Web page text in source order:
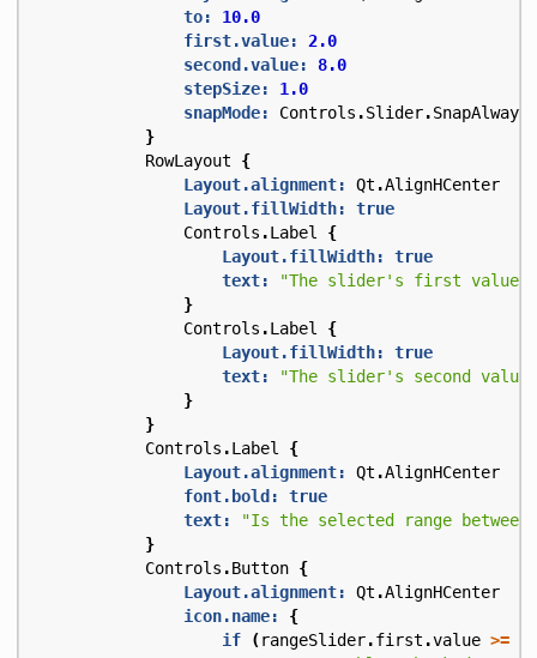
to:
10.0
first.value:
2.0
second.value:
8.0
stepSize:
1.0
snapMode:
Controls .Slider.SnapAlways
}
RowLayout
{
Layout.alignment:
Qt .AlignHCenter
Layout.fillWidth:
true
Controls .Label
{
Layout.fillWidth:
true
text:
"The slider's first value
}
Controls .Label
{
Layout.fillWidth:
true
text:
"The slider's second
}
}
Controls .Label
{
Layout.alignment:
Qt .AlignHCenter
font.bold:
true
text:
"Is the selected range between
}
Controls .Button {
Layout.alignment:
Qt .AlignHCenter
icon.name:
{
if
(rangeSlider.first .value >=